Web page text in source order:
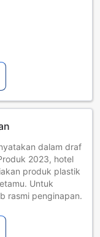
dalam draf
2023, hotel
produk plastik
Untuk
rasmi penginapan.
Hotel (HAT) pada
oleh